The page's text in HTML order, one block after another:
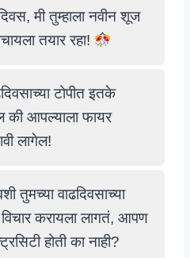
मी तुम्हाला नवीन शूज
तयार रहा!
टोपीत इतके
की आपल्याला फायर
लागेल!
तुमच्या वाढदिवसाच्या
करायला लागतं, आपण
होती का नाही?